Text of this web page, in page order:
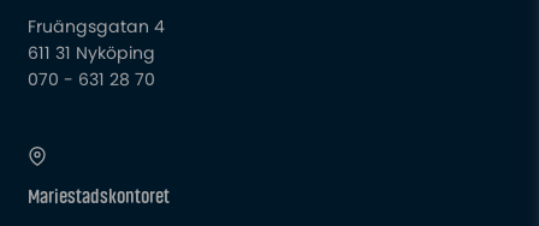
Fruängsgatan 4
611 31 Nyköping
070 - 631 28 70
Mariestadskontoret